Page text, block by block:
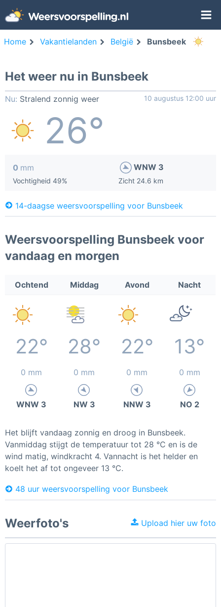
Home Vakantielanden België Bunsbeek
Het weer nu in Bunsbeek
Nu: Stralend zonnig weer 10 augustus 12:00 uur
26°
0 mm
Vochtigheid 49%
WNW 3
Zicht 24.6 km
14-daagse weersvoorspelling voor Bunsbeek
Weersvoorspelling Bunsbeek voor
vandaag en morgen
Ochtend Middag Avond Nacht
22° 28° 22° 13°
0 mm 0 mm 0 mm 0 mm
WNW 3 NW 3 NNW 3 NO 2
Het blijft vandaag zonnig en droog in Bunsbeek.
Vanmiddag stijgt de temperatuur tot 28 °C en is de
wind matig, windkracht 4. Vannacht is het helder en
koelt het af tot ongeveer 13 °C.
48 uur weersvoorspelling voor Bunsbeek
Weerfoto's Upload hier uw foto